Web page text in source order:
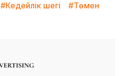
#Кедейлік шегі
#Төмен